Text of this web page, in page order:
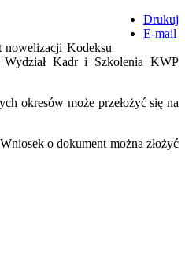
Drukuj
E-mail
nowelizacji Kodeksu
Wydział Kadr i Szkolenia KWP
okresów może przełożyć się na
o dokument można złożyć